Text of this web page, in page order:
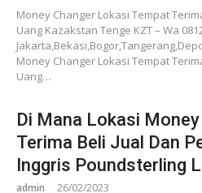
Money Changer Lokasi Tempat
Uang Kazakstan Tenge KZT – Wa
Money Changer Lokasi Tempat
Uang…
Di Mana Lokasi
Terima Beli Jual Dan
Inggris Poundsterling
admin 26/02/2023